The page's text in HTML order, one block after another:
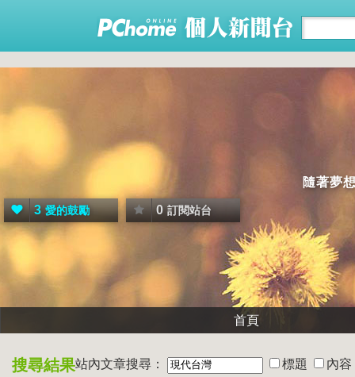
隨著夢
3 愛的鼓勵 0 訂閱站台
首頁
搜尋結果站內文章搜尋： 標題
內容